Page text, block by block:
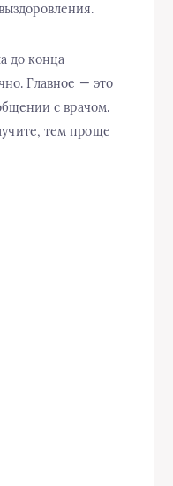
до конца
Главное — это
с врачом.
тем проще